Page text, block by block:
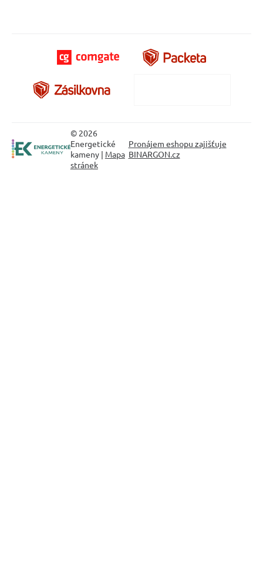
© 2026
Energetické
kameny | Mapa
stránek
Pronájem eshopu zajišťuje
BINARGON.cz